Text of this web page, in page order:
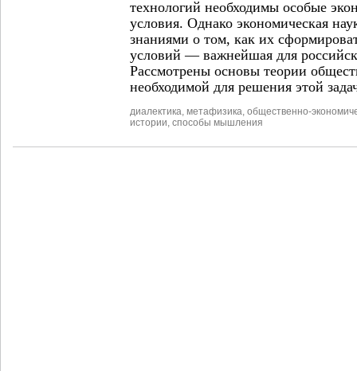
технологий необходимы особые
условия. Однако экономическая
знаниями о том, как их
условий — важнейшая для
Рассмотрены основы теории
необходимой для решения этой
диалектика метафизика общественно-
истории способы мышления